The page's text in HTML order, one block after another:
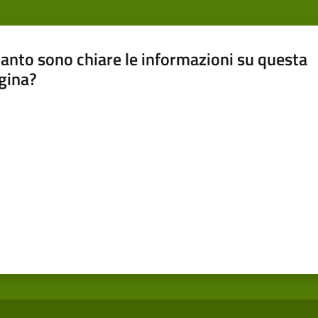
sono chiare le informazioni su questa